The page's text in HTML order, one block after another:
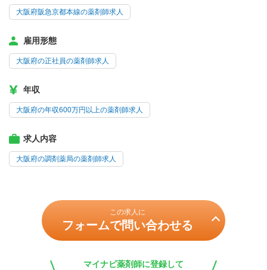
大阪府阪急京都本線の薬剤師求人
雇用形態
大阪府の正社員の薬剤師求人
年収
大阪府の年収600万円以上の薬剤師求人
求人内容
大阪府の調剤薬局の薬剤師求人
この求人に
フォームで問い合わせる
マイナビ薬剤師に登録して